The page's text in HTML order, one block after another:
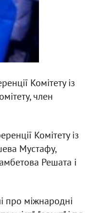
Комітету із
член
Комітету із
Мустафу,
Решата і
про міжнародні